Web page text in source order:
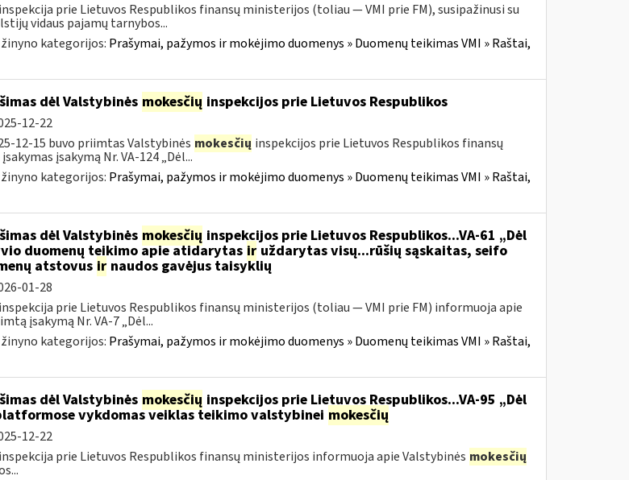
inspekcija prie Lietuvos Respublikos finansų ministerijos (toliau — VMI prie FM), susipažinusi su
vidaus pajamų tarnybos...
kategorijos: Prašymai, pažymos ir mokėjimo duomenys » Duomenų teikimas VMI » Raštai,
dėl Valstybinės mokesčių inspekcijos prie Lietuvos Respublikos
12-22
12-15 buvo priimtas Valstybinės mokesčių inspekcijos prie Lietuvos Respublikos finansų
įsakymą Nr. VA-124 „Dėl...
kategorijos: Prašymai, pažymos ir mokėjimo duomenys » Duomenų teikimas VMI » Raštai,
dėl Valstybinės mokesčių inspekcijos prie Lietuvos Respublikos...VA-61 „Dėl
duomenų teikimo apie atidarytas iruždarytas visų...rūšių sąskaitas, seifo
atstovus irnaudos gavėjus taisyklių
01-28
inspekcija prie Lietuvos Respublikos finansų ministerijos (toliau — VMI prie FM) informuoja apie
įsakymą Nr. VA-7 „Dėl...
kategorijos: Prašymai, pažymos ir mokėjimo duomenys » Duomenų teikimas VMI » Raštai,
dėl Valstybinės mokesčių inspekcijos prie Lietuvos Respublikos...VA-95 „Dėl
vykdomas veiklas teikimo valstybinei mokesčių
12-22
inspekcija prie Lietuvos Respublikos finansų ministerijos informuoja apie Valstybinės mokesčių